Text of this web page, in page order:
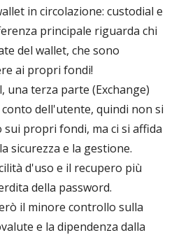
in circolazione: custodial e
principale riguarda chi
del wallet, che sono
ai propri fondi!
una terza parte (Exchange)
dell'utente, quindi non si
propri fondi, ma ci si affida
sicurezza e la gestione.
d'uso e il recupero più
della password.
il minore controllo sulla
e la dipendenza dalla